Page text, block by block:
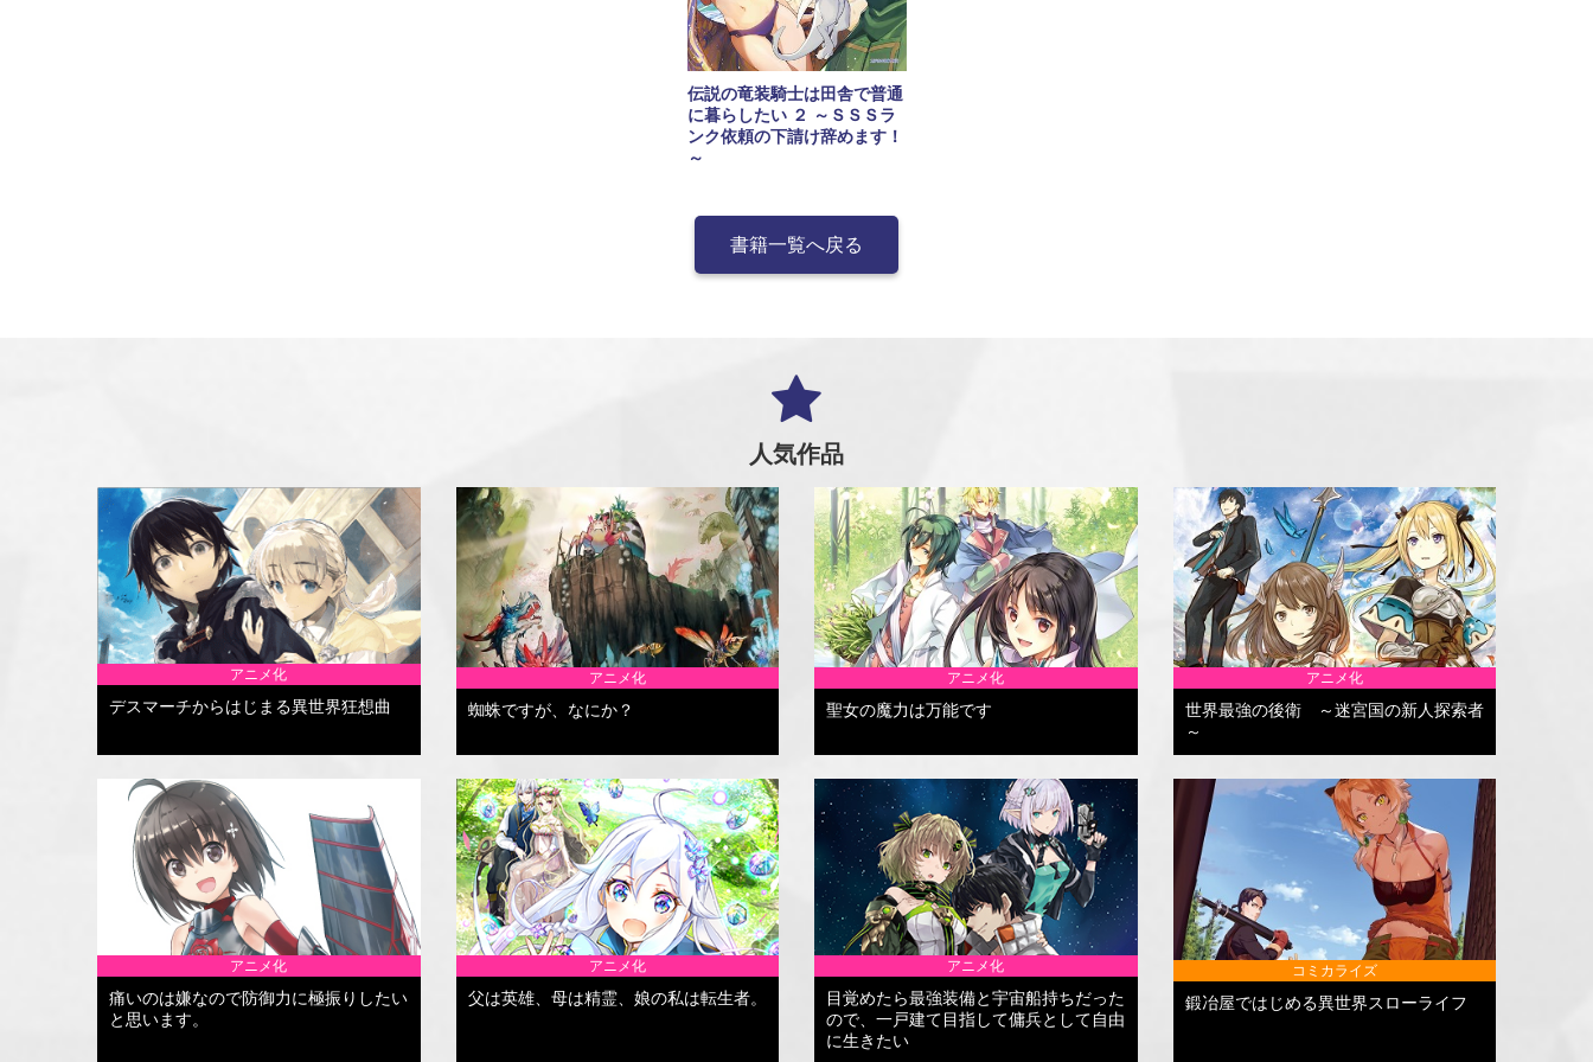
伝説の竜装騎士は田舎で普通
に暮らしたい ２ ～ＳＳＳラ
ンク依頼の下請け辞めます！
～
書籍一覧へ戻る
人気作品
アニメ化
デスマーチからはじまる異世界狂想曲
アニメ化
蜘蛛ですが、なにか？
アニメ化
聖女の魔力は万能です
アニメ化
世界最強の後衛 ～迷宮国の新人探索者
～
アニメ化
痛いのは嫌なので防御力に極振りしたい
と思います。
アニメ化
父は英雄、母は精霊、娘の私は転生者。
アニメ化
目覚めたら最強装備と宇宙船持ちだった
ので、一戸建て目指して傭兵として自由
に生きたい
コミカライズ
鍛冶屋ではじめる異世界スローライフ